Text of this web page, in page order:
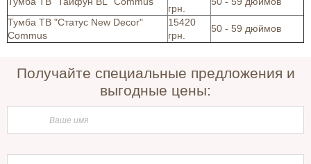
грн.
Тумба ТВ "Статус New Decor"
Commus
15420
грн.
50 - 59 дюймов
Получайте специальные предложения и
выгодные цены: